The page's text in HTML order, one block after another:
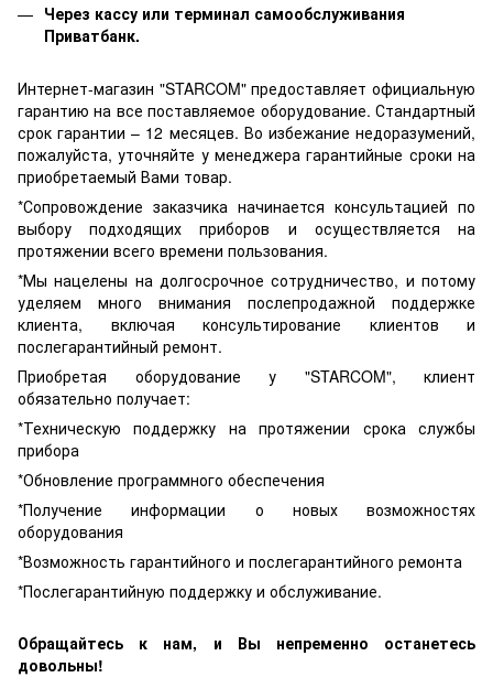
Через кассу или терминал самообслуживания
Приватбанк.
Интернет-магазин "STARCOM" предоставляет официальную
гарантию на все поставляемое оборудование. Стандартный
срок гарантии – 12 месяцев. Во избежание недоразумений,
пожалуйста, уточняйте у менеджера гарантийные сроки на
приобретаемый Вами товар.
*Сопровождение заказчика начинается консультацией по
выбору подходящих приборов и осуществляется на
протяжении всего времени пользования.
*Мы нацелены на долгосрочное сотрудничество, и потому
уделяем много внимания послепродажной поддержке
клиента, включая консультирование клиентов и
послегарантийный ремонт.
Приобретая оборудование у "STARCOM", клиент
обязательно получает:
*Техническую поддержку на протяжении срока службы
прибора
*Обновление программного обеспечения
*Получение информации о новых возможностях
оборудования
*Возможность гарантийного и послегарантийного ремонта
*Послегарантийную поддержку и обслуживание.
Обращайтесь к нам, и Вы непременно останетесь
довольны!